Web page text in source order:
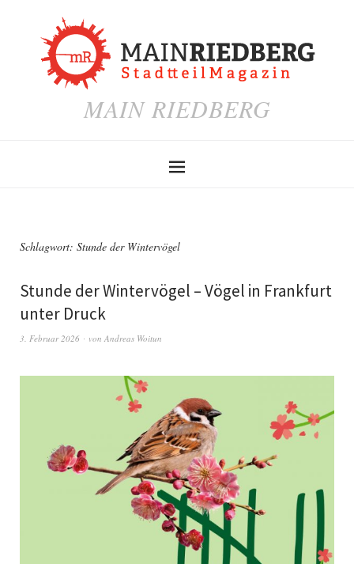
MAIN RIEDBERG
Schlagwort: Stunde der Wintervögel
Stunde der Wintervögel – Vögel in Frankfurt
unter Druck
3. Februar 2026 von Andreas Woitun